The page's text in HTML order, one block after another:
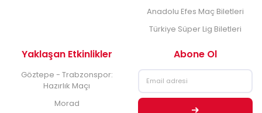
Anadolu Efes Maç Biletleri
Türkiye Süper Lig Biletleri
Yaklaşan Etkinlikler
Göztepe - Trabzonspor:
Hazırlık Maçı
Morad
Abone Ol